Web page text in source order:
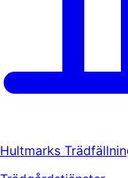
Hultmarks